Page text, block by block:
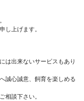
し上げます。
は出来ないサービスもあり
誠心誠意、飼育を楽しめる
相談下さい。